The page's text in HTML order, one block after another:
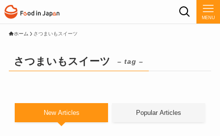
MENU
ホーム さつまいもスイーツ
さつまいもスイーツ – tag –
New Articles Popular Articles